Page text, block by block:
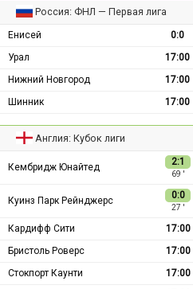
Россия: ФНЛ — Первая лига
Енисей 0:0
Урал
17:00
Нижний Новгород
17:00
Шинник
17:00
Англия: Кубок лиги
Кембридж Юнайтед 2:1
69 ′
Куинз Парк Рейнджерс 0:0
27 ′
Кардифф Сити 17:00
Бристоль Роверс
17:00
Стокпорт Каунти
17:00